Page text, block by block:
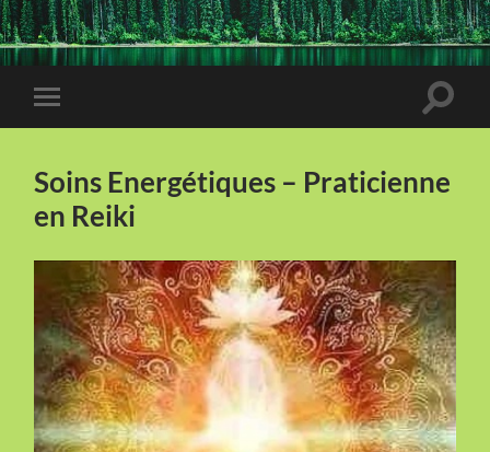
Toggle
mobile
Toggle
Soins Energétiques – Praticienne
en Reiki